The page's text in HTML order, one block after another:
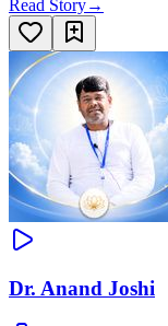
Read Story→
Dr. Anand Joshi